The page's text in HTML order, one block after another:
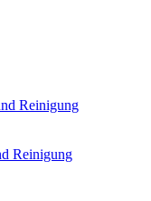
Reinigung
Reinigung